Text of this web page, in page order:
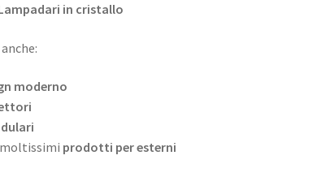
in cristallo
moderno
prodotti per esterni